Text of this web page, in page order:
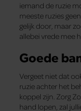
iemand de ruzie
meeste ruzies
gelijk door, maar
allebei vrede mee
Goede
Vergeet niet dat
ruzie achter het
koppel zijn. Zorg
hand lopen, zal